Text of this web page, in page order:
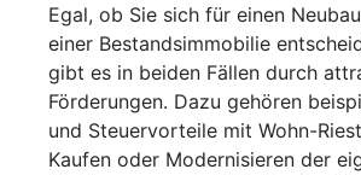
Egal, ob Sie sich für einen
einer Bestandsimmobilie
gibt es in beiden Fällen durch
Förderungen. Dazu gehören
und Steuervorteile mit Wohn-
Kaufen oder Modernisieren der